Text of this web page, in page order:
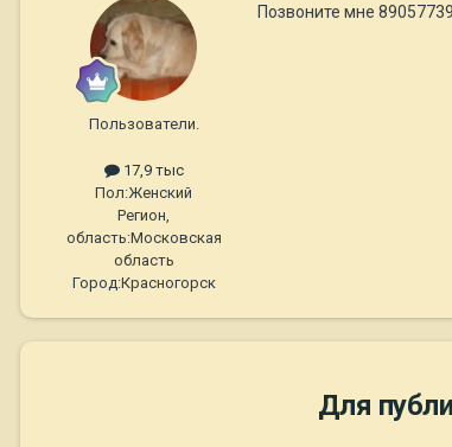
Пользователи.
17,9 тыс
Пол:Женский
Регион,
область:Московская
область
Город:Красногорск
Позвоните мне
Для